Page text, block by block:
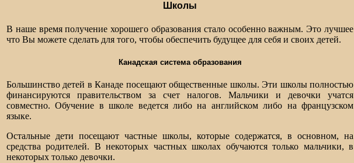
Школы
В наше время получение хорошего образования стало особенно важным. Это лучшее
что Вы можете сделать для того, чтобы обеспечить будущее для себя и своих детей.
Канадская система образования
Большинство детей в Канаде посещают общественные школы. Эти школы полностью
финансируются правительством за счет налогов. Мальчики и девочки учатся
совместно. Обучение в школе ведется либо на английском либо на французском
языке.
Остальные дети посещают частные школы, которые содержатся, в основном, на
средства родителей. В некоторых частных школах обучаются только мальчики, в
некоторых только девочки.